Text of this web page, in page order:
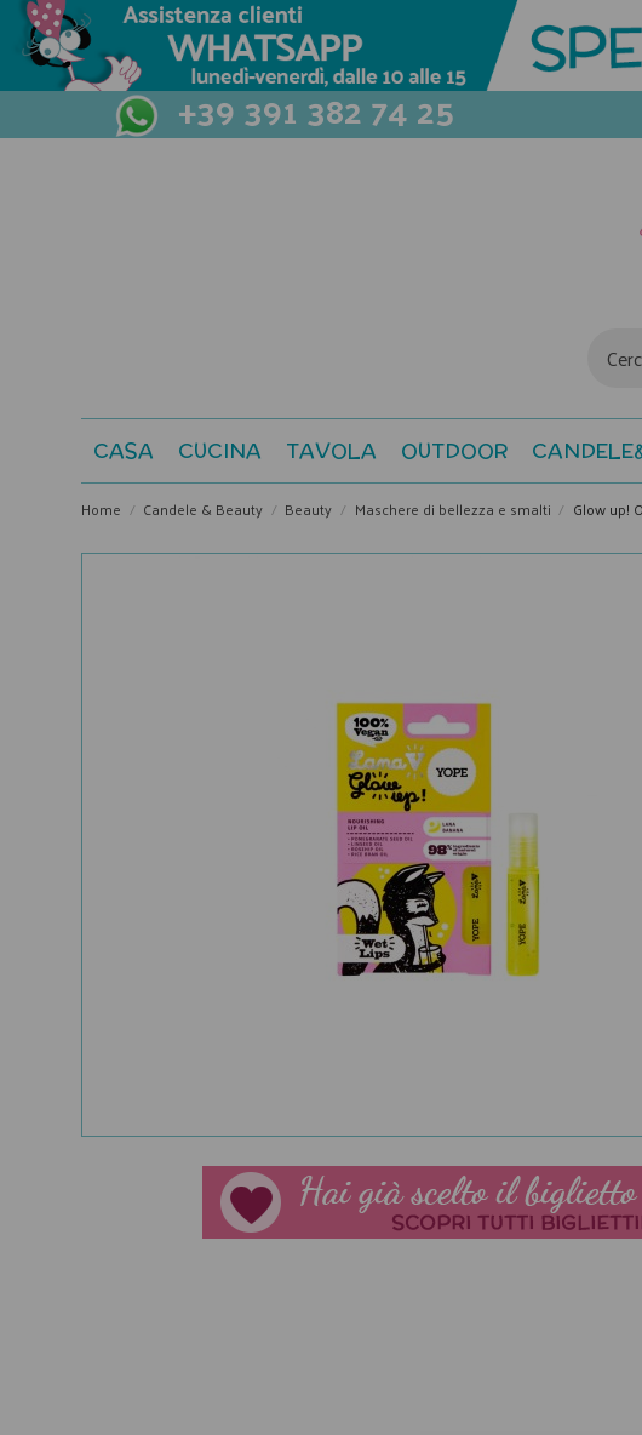
+39 391 382 74 25
CASA CUCINA TAVOLA OUTDOOR
Home Candele & Beauty Beauty Maschere di bellezza e smalti Glow up!